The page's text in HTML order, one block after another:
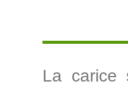
La carice